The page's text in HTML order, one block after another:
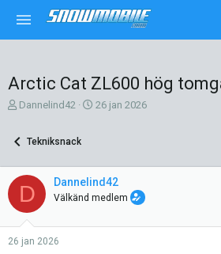
Arctic Cat ZL600 hög
T
d
k
a
p
e
Dannelind42
S
a
t
26 jan 2026
Tekniksnack
D Dannelind42
Välkänd medlem
26 jan 2026